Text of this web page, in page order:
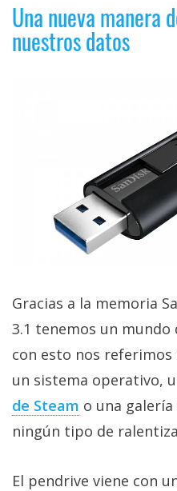
de
privacidad
noticias sobre
tecnología,
informática,
videojuegos,
comparativas,
tutoriales.
El Grupo
Informático
(CC) 2006-
2026.Algunos
Una nueva manera
nuestros datos
Gracias a la memoria
3.1 tenemos un mundo
con esto nos
un sistema operativo,
de Steam o una
ningún tipo de
El pendrive viene con